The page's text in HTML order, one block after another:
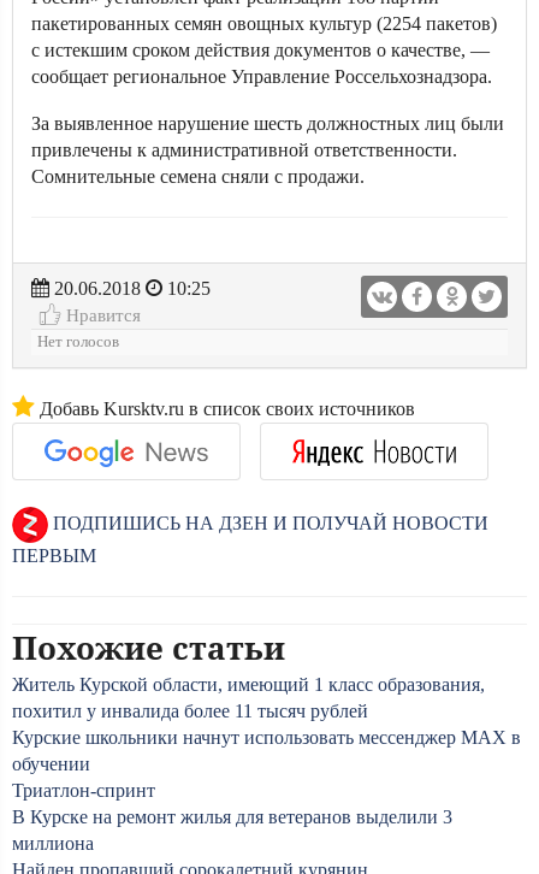
пакетированных семян овощных культур (2254 пакетов)
с истекшим сроком действия документов о качестве, —
сообщает региональное Управление Россельхознадзора.
За выявленное нарушение шесть должностных лиц были
привлечены к административной ответственности.
Сомнительные семена сняли с продажи.
20.06.2018
10:25
Нравится
Нет голосов
Добавь Kursktv.ru в список своих источников
ПОДПИШИСЬ НА ДЗЕН И ПОЛУЧАЙ НОВОСТИ
ПЕРВЫМ
Похожие статьи
Житель Курской области, имеющий 1 класс образования,
похитил у инвалида более 11 тысяч рублей
Курские школьники начнут использовать мессенджер MAX в
обучении
Триатлон-спринт
В Курске на ремонт жилья для ветеранов выделили 3
миллиона
Найден пропавший сорокалетний курянин